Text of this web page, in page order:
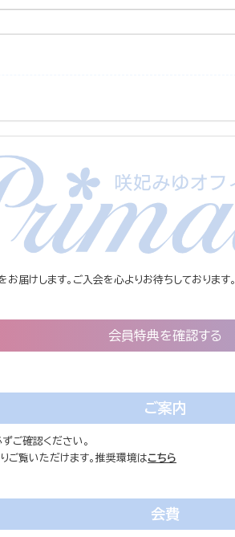
届けします。ご入会を心よりお待ちしております。
会員特典を確認する
ご案内
ご確認ください。
りご覧いただけます。推奨環境はこちら
会費